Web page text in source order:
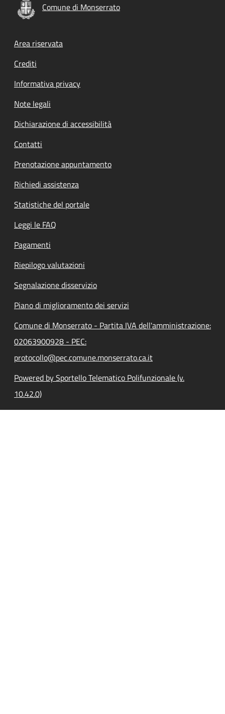
Comune di Monserrato
Footer menu
Area riservata
Crediti
Informativa privacy
Note legali
Dichiarazione di accessibilità
Contatti
Prenotazione appuntamento
Richiedi assistenza
Statistiche del portale
Leggi le FAQ
Pagamenti
Riepilogo valutazioni
Segnalazione disservizio
Piano di miglioramento dei servizi
Comune di Monserrato - Partita IVA dell'amministrazione:
02063900928 - PEC:
protocollo@pec.comune.monserrato.ca.it
Powered by Sportello Telematico Polifunzionale (v.
10.42.0)